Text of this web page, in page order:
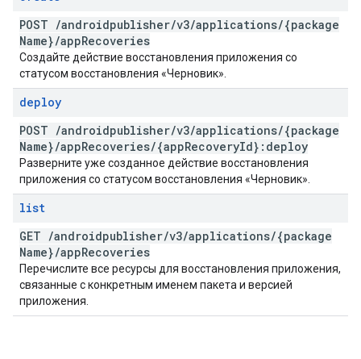
POST /androidpublisher/v3/applications/{package
Name}/appRecoveries
Создайте действие восстановления приложения со
статусом восстановления «Черновик».
deploy
POST /androidpublisher/v3/applications/{package
Name}/appRecoveries/{appRecoveryId}:deploy
Разверните уже созданное действие восстановления
приложения со статусом восстановления «Черновик».
list
GET /androidpublisher/v3/applications/{package
Name}/appRecoveries
Перечислите все ресурсы для восстановления приложения,
связанные с конкретным именем пакета и версией
приложения.